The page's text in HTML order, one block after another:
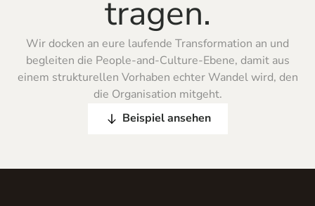
tragen.
Wir docken an eure laufende Transformation an und
begleiten die People-and-Culture-Ebene, damit aus
einem strukturellen Vorhaben echter Wandel wird, den
die Organisation mitgeht.
Beispiel ansehen